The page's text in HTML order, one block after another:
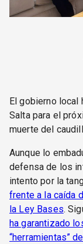
El gobierno local
Salta para el
muerte del
Aunque lo
defensa de los
intento por la
frente a la caída
la Ley Bases.
ha garantizado
“herramientas”